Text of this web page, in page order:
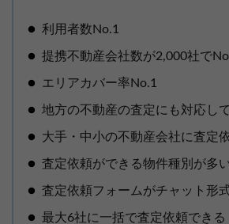
利用者数No.1
提携不動産会社数が2,000社で
エリアカバー率No.1
地方の不動産の査定にも対応し
大手・中小の不動産会社に査定
査定依頼ができる物件種別が多
査定依頼フォームがチャット形
最大6社に一括で査定依頼できる